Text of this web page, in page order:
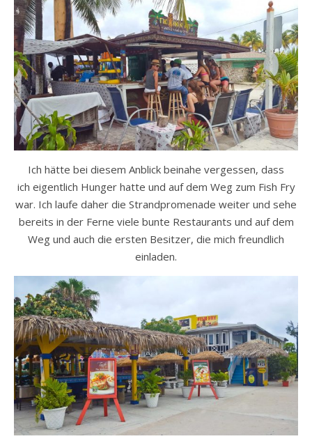
Ich hätte bei diesem Anblick beinahe vergessen, dass
ich eigentlich Hunger hatte und auf dem Weg zum Fish Fry
war. Ich laufe daher die Strandpromenade weiter und sehe
bereits in der Ferne viele bunte Restaurants und auf dem
Weg und auch die ersten Besitzer, die mich freundlich
einladen.